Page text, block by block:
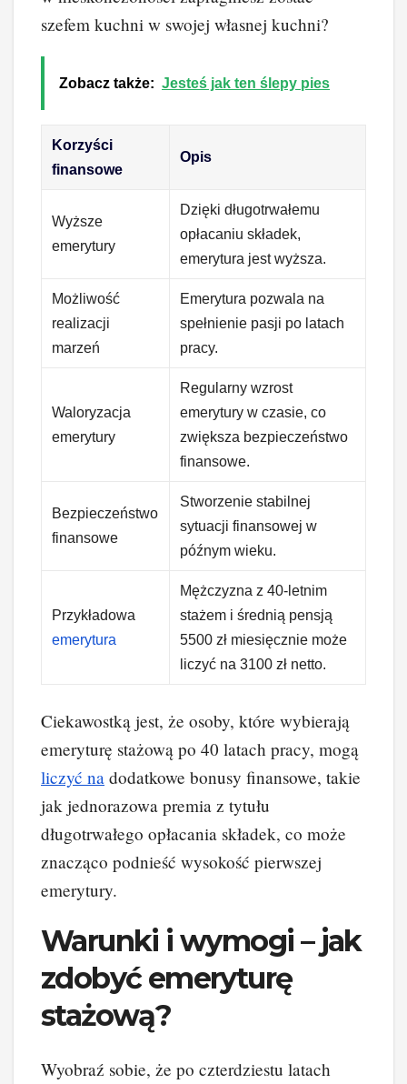
szefem kuchni w swojej własnej kuchni?
Zobacz także: Jesteś jak ten ślepy pies
Korzyści
finansowe
Opis
Wyższe
emerytury
Dzięki długotrwałemu
opłacaniu składek,
emerytura jest wyższa.
Możliwość
realizacji
marzeń
Emerytura pozwala na
spełnienie pasji po latach
pracy.
Waloryzacja
emerytury
Regularny wzrost
emerytury w czasie, co
zwiększa bezpieczeństwo
finansowe.
Bezpieczeństwo
finansowe
Stworzenie stabilnej
sytuacji finansowej w
późnym wieku.
Przykładowa
emerytura
Mężczyzna z 40-letnim
stażem i średnią pensją
5500 zł miesięcznie może
liczyć na 3100 zł netto.
Ciekawostką jest, że osoby, które wybierają
emeryturę stażową po 40 latach pracy, mogą
liczyć na dodatkowe bonusy finansowe, takie
jak jednorazowa premia z tytułu
długotrwałego opłacania składek, co może
znacząco podnieść wysokość pierwszej
emerytury.
Warunki i wymogi – jak
zdobyć emeryturę
stażową?
Wyobraź sobie, że po czterdziestu latach